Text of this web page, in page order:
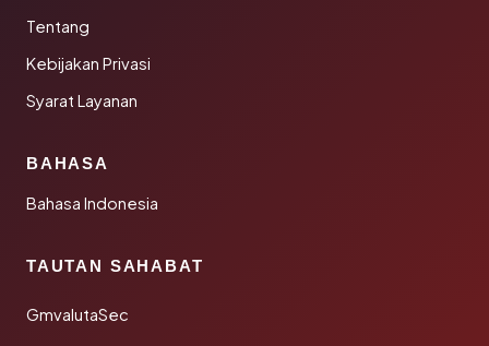
Tentang
Kebijakan Privasi
Syarat Layanan
BAHASA
Bahasa Indonesia
TAUTAN SAHABAT
GmvalutaSec